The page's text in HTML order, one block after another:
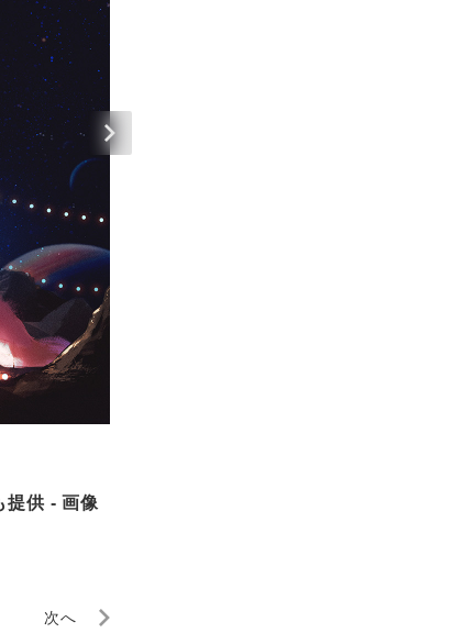
提供 - 画像
次へ